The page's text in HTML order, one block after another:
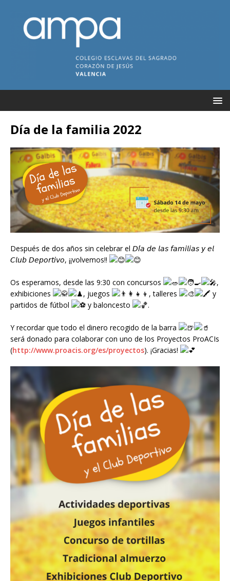
Día de la familia 2022
Después de dos años sin celebrar el 𝘋𝘪́𝘢 𝘥𝘦 𝘭𝘢𝘴 𝘧𝘢𝘮𝘪𝘭𝘪𝘢𝘴 𝘺 𝘦𝘭
𝘊𝘭𝘶𝘣 𝘋𝘦𝘱𝘰𝘳𝘵𝘪𝘷𝘰, ¡¡volvemos!!
Os esperamos, desde las 9:30 con concursos
,
exhibiciones
, juegos , talleres
y
partidos de fútbol
y baloncesto .
Y recordar que todo el dinero recogido de la barra
será donado para colaborar con uno de los Proyectos ProACIs
(http://www.proacis.org/es/proyectos). ¡Gracias!